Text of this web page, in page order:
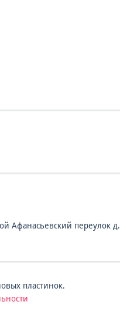
Афанасьевский переулок д.
пластинок.